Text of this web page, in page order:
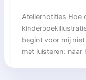
Ateliernotities Hoe
begint voor mij
met luisteren: naar